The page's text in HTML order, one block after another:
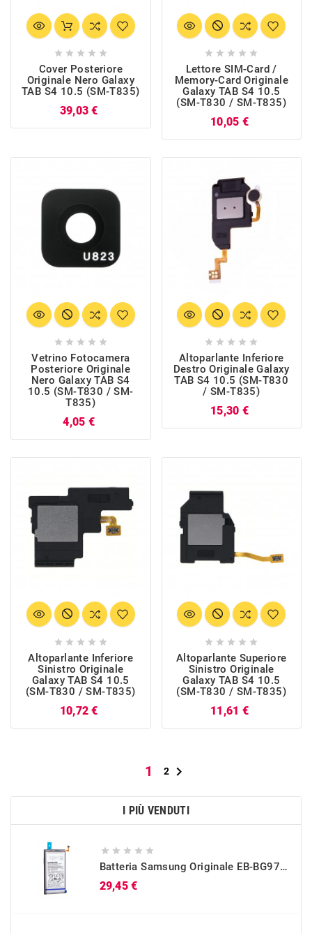
    
Cover Posteriore
Originale Nero Galaxy
TAB S4 10.5 (SM-T835)
39,03 €
    
Lettore SIM-Card /
Memory-Card Originale
Galaxy TAB S4 10.5
(SM-T830 / SM-T835)
10,05 €
    
Vetrino Fotocamera
Posteriore Originale
Nero Galaxy TAB S4
10.5 (SM-T830 / SM-
T835)
4,05 €
    
Altoparlante Inferiore
Destro Originale Galaxy
TAB S4 10.5 (SM-T830
/ SM-T835)
15,30 €
    
Altoparlante Inferiore
Sinistro Originale
Galaxy TAB S4 10.5
(SM-T830 / SM-T835)
10,72 €
    
Altoparlante Superiore
Sinistro Originale
Galaxy TAB S4 10.5
(SM-T830 / SM-T835)
11,61 €
1 2 
I PIÙ VENDUTI
    
Batteria Samsung Originale EB-BG973ABU Per Galaxy S10 (SM-G973)
29,45 €